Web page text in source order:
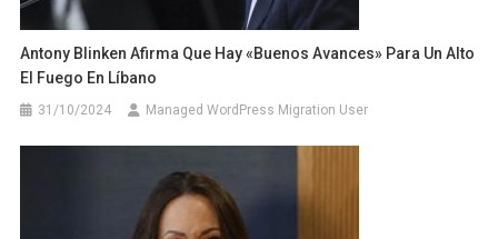
Antony Blinken Afirma Que Hay «buenos Avances» Para Un Alto
El Fuego En Líbano
31/10/2024 Managed WordPress Migration User